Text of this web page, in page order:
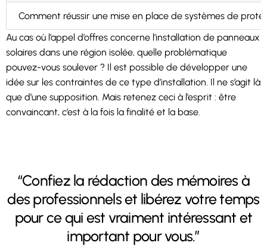
Comment réussir une mise en place de systèmes de
Au cas où l’appel d’offres concerne l’installation de panneaux
solaires dans une région isolée, quelle problématique
pouvez-vous soulever ? Il est possible de développer une
idée sur les contraintes de ce type d’installation. Il ne s’agit là
que d’une supposition. Mais retenez ceci à l’esprit : être
convaincant, c’est à la fois la finalité et la base.
“Confiez la rédaction des mémoires à
des professionnels et libérez votre temps
pour ce qui est vraiment intéressant et
important pour vous.”